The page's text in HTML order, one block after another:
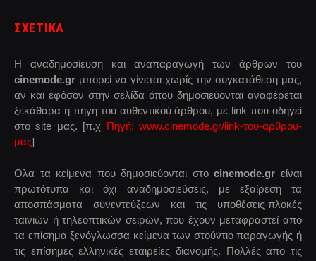
ΣΧΕΤΙΚΑ
Η αναδημοσίευση και αναπαραγωγή των άρθρων του
cinemode.gr μπορεί να γίνεται χωρίς την συγκατάθεση μας,
αν και εφόσον στην σελίδα όπου δημοσιεύονται αναφέρεται
ξεκάθαρα η πηγή του αυθεντικού άρθρου, με link που οδηγεί
στο site μας. [π.χ Πηγή: www.cinemode.gr/link-του-αρθρου-
μας]
Ολα τα κείμενα που δημοσιεύονται στοcinemode.gr είναι
πρωτότυπα και όχι αναδημοσιεύσεις, με εξαίρεση τα
αποσπάσματα συνεντεύξεων και τις υποθέσεις-πλοκές
ταινιών ή τηλεοπτικών σειρών, που έχουν μεταφραστεί απο
τα επίσημα ξενόγλωσσα κείμενα των στούντιο παραγωγής ή
τις επίσημες ελληνικές εταιρείες διανομής. Πολλές απο τις